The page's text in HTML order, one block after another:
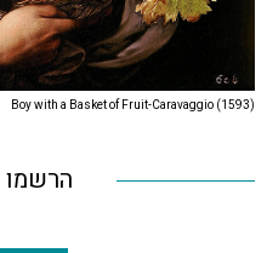
Boy with a Basket of Fruit-Caravaggio (1593)
הרשמו